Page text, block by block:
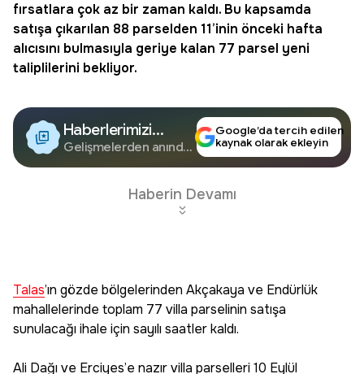
fırsatlara çok az bir zaman kaldı. Bu kapsamda
satışa çıkarılan 88 parselden 11’inin önceki hafta
alıcısını bulmasıyla geriye kalan 77 parsel yeni
taliplilerini bekliyor.
Haberlerimizi
Google'da Takip
Edin
Gelişmelerden anında
Google’da tercih edilen
kaynak olarak ekleyin
Haberin Devamı
Talas’ın gözde bölgelerinden Akçakaya ve Endürlük
mahallelerinde toplam 77 villa parselinin satışa
sunulacağı ihale için sayılı saatler kaldı.
Ali Dağı ve Erciyes’e nazır villa parselleri 10 Eylül